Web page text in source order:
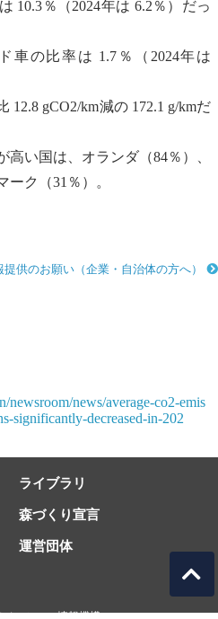
10.3％（2024年は 6.2％）だっ
車の比率は 1.7％（2024年は
12.8 gCO2/km減の 172.1 g/kmだ
高い国は、オランダ（84％）、
ーク（31％）。
提供のお願い（企業・自治体の方へ）
newsroom/news/average-co2-emis
significantly-decreased-in-202
ライブラリ
森づくり宣言
運営団体
ーション情報機構